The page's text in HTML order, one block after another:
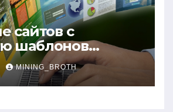
сайтов с
шаблонов
сайтов:
к
веб-
MINING_BROTH